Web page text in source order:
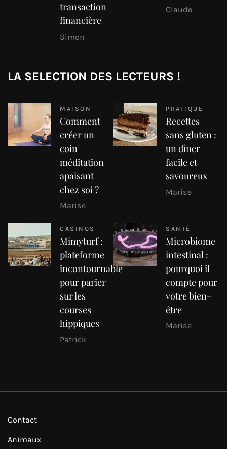
transaction
financière
Simon
Claude
LA SELECTION DES LECTEURS !
MAISON
Comment
créer un
coin
méditation
apaisant
chez soi ?
Marise
PRATIQUE
Recettes
sans gluten :
un dîner
facile et
savoureux
Marise
CASINOS
Mimyturf :
plateforme
incontournable
pour parier
sur les
courses
hippiques
Patrick
SANTÉ
Microbiome
intestinal :
pourquoi il
compte pour
votre bien-
être
Marise
Contact
Animaux